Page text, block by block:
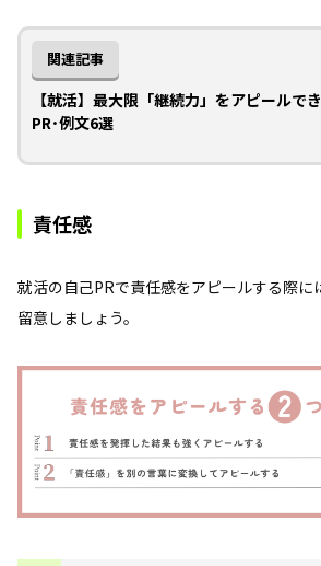
関連記事
【就活】最大限「継続力」をアピールで
PR･例文6選
責任感
就活の自己PRで責任感をアピールする際に
留意しましょう。